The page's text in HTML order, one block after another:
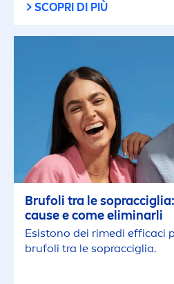
SCOPRI DI PIÙ
Brufoli tra le
cause e come eliminarli
Esistono dei rimedi efficaci
brufoli tra le sopracciglia.